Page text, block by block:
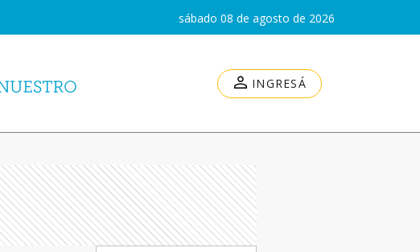
sábado 08 de agosto de 2026
INGRESÁ